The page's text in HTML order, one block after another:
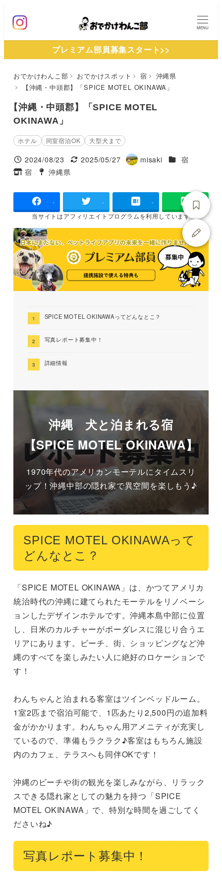
ン
MENU
プレミアム部員募集スタート>>
おでかけわんこ部 おでかけスポット 宿
沖縄県
【沖縄・中頭郡】「SPICE MOTEL OKINAWA」
【沖縄・中頭郡】「SPICE MOTEL
OKINAWA」
ホテル 同室宿泊OK 大型犬まで
投稿日
2024/08/23
更新日
2025/05/27
著
misaki 施設ジャンル
宿
タグ
宿
タグ
沖縄県
- - -
当サイトはアフィリエイトプログラムを利用しています
SPICE MOTEL OKINAWAってどんなとこ？
写真レポート募集中！
詳細情報
沖縄 犬と泊まれる宿
【SPICE MOTEL OKINAWA】
1970年代のアメリカンモーテルにタイムスリ
ップ！沖縄中部の隠れ家で異空間を楽しもう♪
SPICE MOTEL OKINAWAって
どんなとこ？
「SPICE MOTEL OKINAWA」は、かつてアメリカ
統治時代の沖縄に建てられたモーテルをリノベーシ
ョンしたデザインホテルです。沖縄本島中部に位置
し、日米のカルチャーがボーダレスに混じり合うエ
リアにあります。ビーチ、街、ショッピングなど沖
縄のすべてを楽しみたい人に絶好のロケーションで
す！
わんちゃんと泊まれる客室はツインベッドルーム。
1室2匹まで宿泊可能で、1匹あたり2,500円の追加料
金がかかります。わんちゃん用アメニティが充実し
ているので、準備もラクラク♪客室はもちろん施設
内のカフェ、テラスへも同伴OKです！
沖縄のビーチや街の観光を楽しみながら、リラック
スできる隠れ家としての魅力を持つ「SPICE
MOTEL OKINAWA」で、特別な時間を過ごしてく
ださいね♪
写真レポート募集中！